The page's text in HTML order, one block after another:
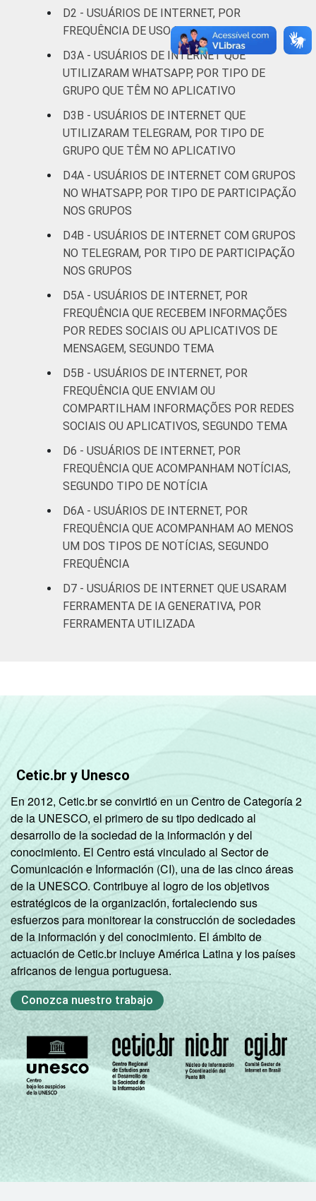
Rural 25
INSTRUÇÃO
Anos iniciais
do Ensino
Fundamental
26 30
Anos finais
do Ensino
Fundamental
36
Ensino Médio 30 33
Superior
COR OU RAÇA
Preta 33
Parda 35
Amarela 13
Indígena 34 5
DISPOSITIVOS
Apenas
computador
Apenas
telefone
32
Ambos 34 34
Outras
do Ponto BR (2026). Painel TIC 2025:
D2 - USUÁRIOS DE INTERNET, POR
FREQUÊNCIA DE USO DE REDES SOCIAIS
D3A - USUÁRIOS DE INTERNET QUE
UTILIZARAM WHATSAPP, POR TIPO DE
GRUPO QUE TÊM NO APLICATIVO
D3B - USUÁRIOS DE INTERNET QUE
UTILIZARAM TELEGRAM, POR TIPO DE
GRUPO QUE TÊM NO APLICATIVO
D4A - USUÁRIOS DE INTERNET COM GRUPOS
NO WHATSAPP, POR TIPO DE PARTICIPAÇÃO
NOS GRUPOS
D4B - USUÁRIOS DE INTERNET COM GRUPOS
NO TELEGRAM, POR TIPO DE PARTICIPAÇÃO
NOS GRUPOS
D5A - USUÁRIOS DE INTERNET, POR
FREQUÊNCIA QUE RECEBEM INFORMAÇÕES
POR REDES SOCIAIS OU APLICATIVOS DE
MENSAGEM, SEGUNDO TEMA
D5B - USUÁRIOS DE INTERNET, POR
FREQUÊNCIA QUE ENVIAM OU
COMPARTILHAM INFORMAÇÕES POR REDES
SOCIAIS OU APLICATIVOS, SEGUNDO TEMA
D6 - USUÁRIOS DE INTERNET, POR
FREQUÊNCIA QUE ACOMPANHAM NOTÍCIAS,
SEGUNDO TIPO DE NOTÍCIA
D6A - USUÁRIOS DE INTERNET, POR
FREQUÊNCIA QUE ACOMPANHAM AO MENOS
UM DOS TIPOS DE NOTÍCIAS, SEGUNDO
FREQUÊNCIA
D7 - USUÁRIOS DE INTERNET QUE USARAM
FERRAMENTA DE IA GENERATIVA, POR
FERRAMENTA UTILIZADA
Cetic.br y Unesco
En 2012, Cetic.br se convirtió en un Centro de Categoría 2
de la UNESCO, el primero de su tipo dedicado al
desarrollo de la sociedad de la información y del
conocimiento. El Centro está vinculado al Sector de
Comunicación e Información (CI), una de las cinco áreas
de la UNESCO. Contribuye al logro de los objetivos
estratégicos de la organización, fortaleciendo sus
esfuerzos para monitorear la construcción de sociedades
de la información y del conocimiento. El ámbito de
actuación de Cetic.br incluye América Latina y los países
africanos de lengua portuguesa.
Conozca nuestro trabajo